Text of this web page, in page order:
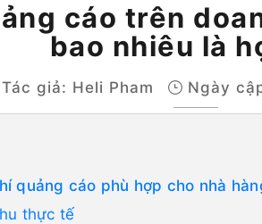
cáo trên
bao nhiêu là
giả: Heli Pham Ngày
quảng cáo phù hợp cho nhà
thực tế